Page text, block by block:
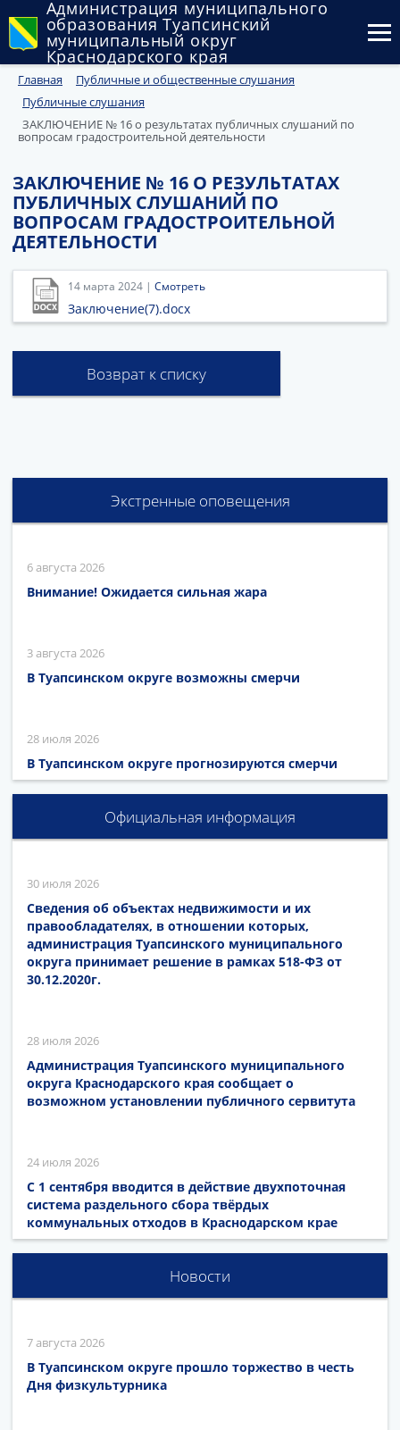
Администрация муниципального
образования Туапсинский
муниципальный округ
Краснодарского края
Округ
Администрация
Государственный и муниципальный контроль
Муниципальное имущество
Публичные слушания и общественные обсуждения
Документы
Главная
Публичные и общественные слушания
Публичные слушания
ЗАКЛЮЧЕНИЕ № 16 о результатах публичных слушаний по
вопросам градостроительной деятельности
ЗАКЛЮЧЕНИЕ № 16 О РЕЗУЛЬТАТАХ
ПУБЛИЧНЫХ СЛУШАНИЙ ПО
ВОПРОСАМ ГРАДОСТРОИТЕЛЬНОЙ
ДЕЯТЕЛЬНОСТИ
14 марта 2024 | Смотреть
Заключение(7).docx
Возврат к списку
Экстренные оповещения
6 августа 2026
Внимание! Ожидается сильная жара
3 августа 2026
В Туапсинском округе возможны смерчи
28 июля 2026
В Туапсинском округе прогнозируются смерчи
Официальная информация
30 июля 2026
Сведения об объектах недвижимости и их
правообладателях, в отношении которых,
администрация Туапсинского муниципального
округа принимает решение в рамках 518-ФЗ от
30.12.2020г.
28 июля 2026
Администрация Туапсинского муниципального
округа Краснодарского края сообщает о
возможном установлении публичного сервитута
24 июля 2026
С 1 сентября вводится в действие двухпоточная
система раздельного сбора твёрдых
коммунальных отходов в Краснодарском крае
Новости
7 августа 2026
В Туапсинском округе прошло торжество в честь
Дня физкультурника